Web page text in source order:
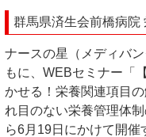
群馬県済生会前橋病院
ナースの星（メディバ
もに、WEBセミナー「
かせる！栄養関連項目
れ目のない栄養管理体
ら6月19日にかけて開催